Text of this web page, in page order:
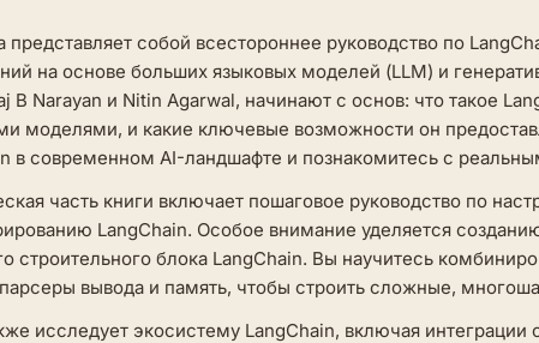
представляет собой всестороннее руководство по
на основе больших языковых моделей (LLM) и
B Narayan и Nitin Agarwal, начинают с основ: что такое
моделями, и какие ключевые возможности он
в современном AI-ландшафте и познакомитесь с
часть книги включает пошаговое руководство по
LangChain. Особое внимание уделяется
строительного блока LangChain. Вы научитесь
вывода и память, чтобы строить сложные,
исследует экосистему LangChain, включая